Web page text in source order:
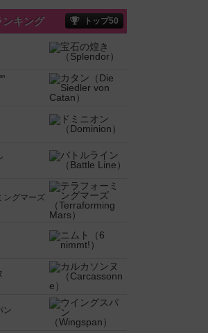
ンキング トップ50
ングマーズ
ン